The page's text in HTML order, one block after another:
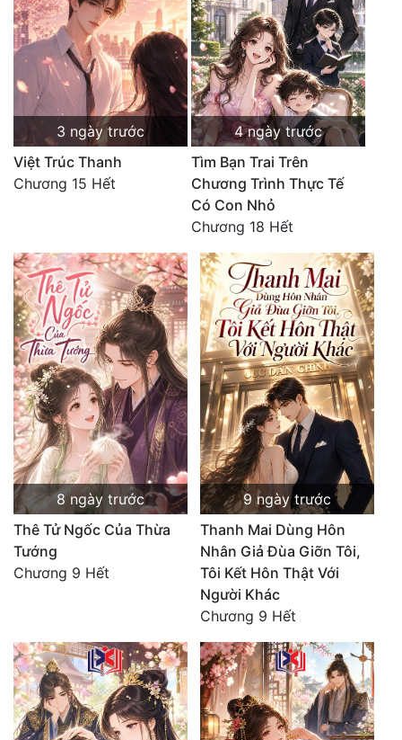
3 ngày trước
Việt Trúc Thanh
Chương 15 Hết
4 ngày trước
Tìm Bạn Trai Trên
Chương Trình Thực Tế
Có Con Nhỏ
Chương 18 Hết
8 ngày trước
Thê Tử Ngốc Của Thừa
Tướng
Chương 9 Hết
9 ngày trước
Thanh Mai Dùng Hôn
Nhân Giả Đùa Giỡn Tôi,
Tôi Kết Hôn Thật Với
Người Khác
Chương 9 Hết